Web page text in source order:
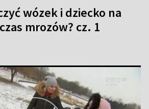
wózek i dziecko na
mrozów? cz. 1